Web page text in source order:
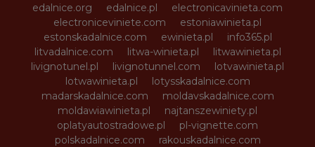
edalnice.org
edalnice.pl
electronicavinieta.com
electroniceviniete.com
estoniawinieta.pl
estonskadalnice.com
ewinieta.pl
info365.pl
litvadalnice.com
litwa-winieta.pl
litwawinieta.pl
livignotunel.pl
livignotunnel.com
lotvawinieta.pl
lotwawinieta.pl
lotysskadalnice.com
madarskadalnice.com
moldavskadalnice.com
moldawiawinieta.pl
najtanszewiniety.pl
oplatyautostradowe.pl
pl-vignette.com
polskadalnice.com
rakouskadalnice.com